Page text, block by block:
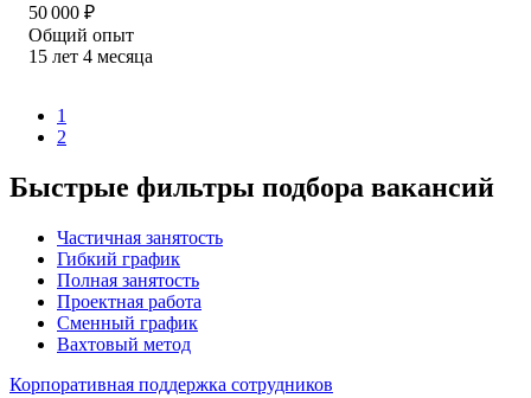
50 000 ₽
Общий опыт
15 лет 4 месяца
1
2
Быстрые фильтры подбора вакансий
Частичная занятость
Гибкий график
Полная занятость
Проектная работа
Сменный график
Вахтовый метод
Корпоративная поддержка сотрудников